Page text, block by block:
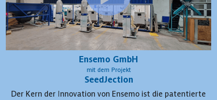
Ensemo GmbH
mit dem Projekt
SeedJection
Der Kern der Innovation von Ensemo ist die patentierte